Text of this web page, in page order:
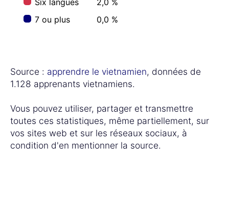
Six langues
2,0 %
7 ou plus
0,0 %
Source : apprendre le vietnamien, données de
1.128 apprenants vietnamiens.
Vous pouvez utiliser, partager et transmettre
toutes ces statistiques, même partiellement, sur
vos sites web et sur les réseaux sociaux, à
condition d'en mentionner la source.